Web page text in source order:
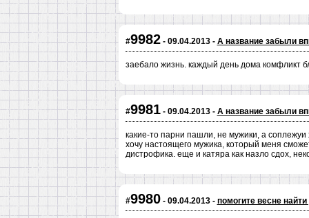
#9982- 09.04.2013 - А название забыли
заебало жизнь. каждый день дома комфликт
#9981- 09.04.2013 - А название забыли
какие-то парни пашли, не мужики, а
хочу настоящего мужика, который меня
дистрофика. еще и катяра как назло сдох,
#9980- 09.04.2013 - помогите весне